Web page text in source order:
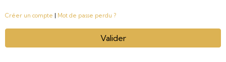
Créer un compte | Mot de passe perdu ?
Valider